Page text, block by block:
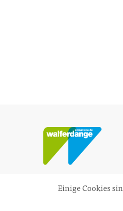
Einige Cookies